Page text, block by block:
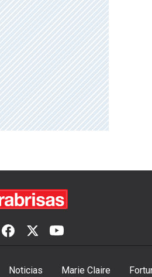
Noticias Marie Claire